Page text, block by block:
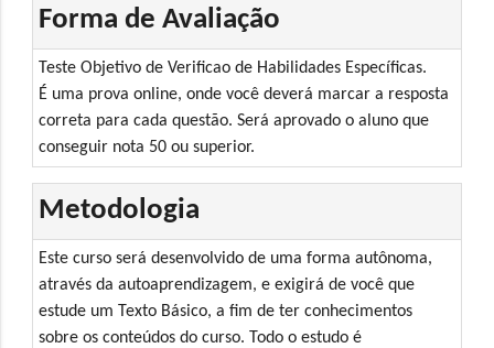
Forma de Avaliação
Teste Objetivo de Verificao de Habilidades Específicas.
É uma prova online, onde você deverá marcar a resposta
correta para cada questão. Será aprovado o aluno que
conseguir nota 50 ou superior.
Metodologia
Este curso será desenvolvido de uma forma autônoma,
através da autoaprendizagem, e exigirá de você que
estude um Texto Básico, a fim de ter conhecimentos
sobre os conteúdos do curso. Todo o estudo é